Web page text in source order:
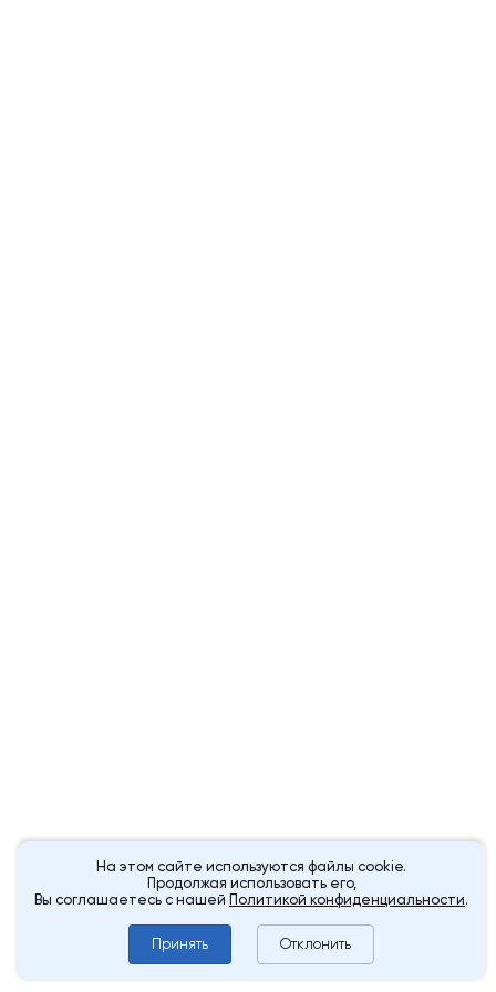
На этом сайте используются файлы cookie.
Продолжая использовать его,
Вы соглашаетесь с нашей Политикой конфиденциальности.
Принять Отклонить